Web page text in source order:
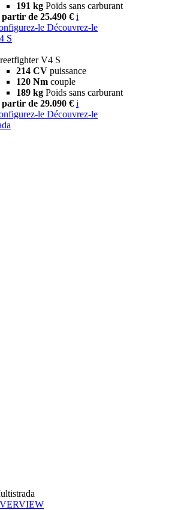
191 kg Poids sans carburant
de 25.490 € i
le Découvrez-le
S
V4 S
214 CV puissance
120 Nm couple
189 kg Poids sans carburant
de 29.090 € i
le Découvrez-le